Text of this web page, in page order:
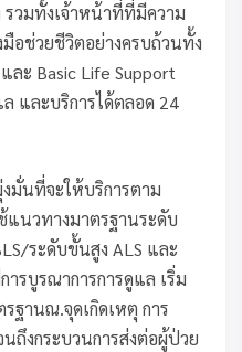
วมทั้งเจ้าหน้าที่ที่มีความ
อช่วยชีวิตอย่างครบถ้วนทั้ง
ละ Basic Life Support
และบริการได้ตลอด 24
มั่นที่จะให้บริการตาม
แนวทางมาตรฐานระดับ
ระดับขั้นสูง ALS และ
ารบูรณาการการดูแล เริ่ม
ฐานณ.จุดเกิดเหตุ การ
ถึงกระบวนการส่งต่อผู้ป่วย